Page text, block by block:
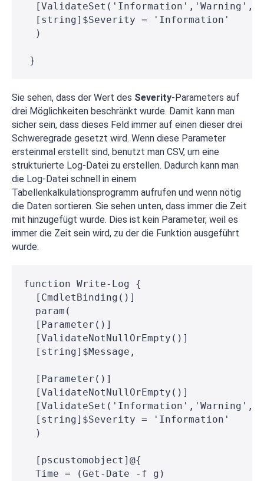
  [string]$Severity = 'Information'
  )
}
Sie sehen, dass der Wert des Severity-Parameters auf
drei Möglichkeiten beschränkt wurde. Damit kann man
sicher sein, dass dieses Feld immer auf einen dieser drei
Schweregrade gesetzt wird. Wenn diese Parameter
ersteinmal erstellt sind, benutzt man CSV, um eine
strukturierte Log-Datei zu erstellen. Dadurch kann man
die Log-Datei schnell in einem
Tabellenkalkulationsprogramm aufrufen und wenn nötig
die Daten sortieren. Sie sehen unten, dass immer die Zeit
mit hinzugefügt wurde. Dies ist kein Parameter, weil es
immer die Zeit sein wird, zu der die Funktion ausgeführt
wurde.
function Write-Log {
  [CmdletBinding()]
  param(
  [Parameter()]
  [ValidateNotNullOrEmpty()]
  [string]$Message,
  [Parameter()]
  [ValidateNotNullOrEmpty()]
  [string]$Severity = 'Information'
  )
  [pscustomobject]@{
  Time = (Get-Date -f g)